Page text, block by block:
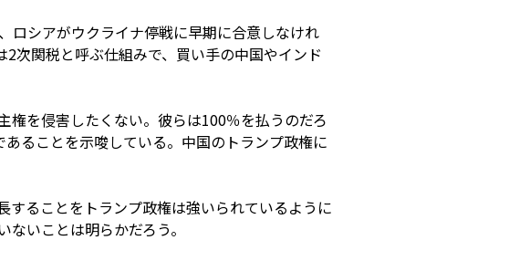
ロシアがウクライナ停戦に早期に合意しなけれ
次関税と呼ぶ仕組みで、買い手の中国やインド
権を侵害したくない。彼らは100％を払うのだろ
ることを示唆している。中国のトランプ政権に
ることをトランプ政権は強いられているように
いことは明らかだろう。